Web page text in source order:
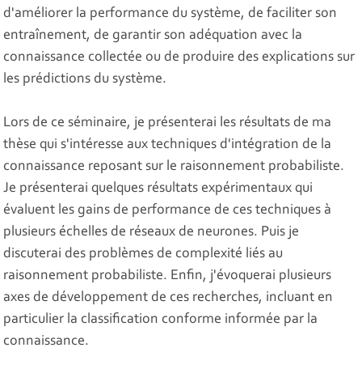
d'améliorer la performance du système, de faciliter son
entraînement, de garantir son adéquation avec la
connaissance collectée ou de produire des explications sur
les prédictions du système.
Lors de ce séminaire, je présenterai les résultats de ma
thèse qui s'intéresse aux techniques d'intégration de la
connaissance reposant sur le raisonnement probabiliste.
Je présenterai quelques résultats expérimentaux qui
évaluent les gains de performance de ces techniques à
plusieurs échelles de réseaux de neurones. Puis je
discuterai des problèmes de complexité liés au
raisonnement probabiliste. Enfin, j'évoquerai plusieurs
axes de développement de ces recherches, incluant en
particulier la classification conforme informée par la
connaissance.